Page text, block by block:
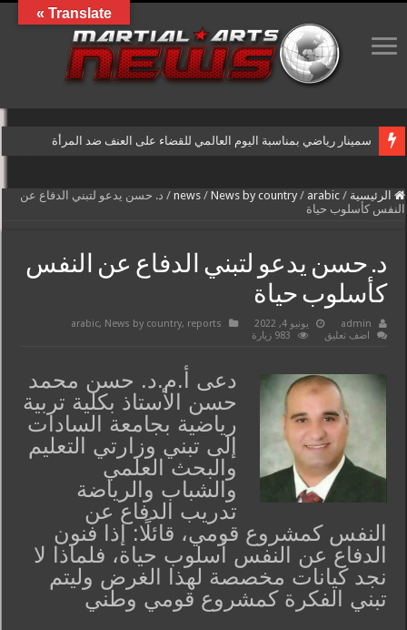
سمينار رياضي بمناسبة اليوم العالمي للقضاء على العنف ضد المرأة
الرئيسية /
news / News by country / arabic
/ د. حسن يدعو لتبني الدفاع عن
النفس كأسلوب حياة
د. حسن يدعو لتبني الدفاع عن النفس
كأسلوب حياة
admin يونيو 4, 2022 arabic, News by country, reports
اضف تعليق
983 زيارة
دعى أ.م.د. حسن محمد
حسن الأستاذ بكلية تربية
رياضية بجامعة السادات
إلى تبني وزارتي التعليم
والبحث العلمي
والشباب والرياضة
تدريب الدفاع عن
النفس كمشروع قومي، قائلًا: إذا فنون
الدفاع عن النفس أسلوب حياة، فلماذا لا
نجد كيانات مخصصة لهذا الغرض وليتم
تبني الفكرة كمشروع قومي وطني
Translate »